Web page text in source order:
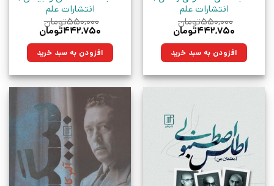
انتشارات علم
۵۵۰,۰۰۰تومان
قیمت
۵۵۰,۰۰۰تومان
بود.
۴۴۲,۷۵۰تومان
۴۴۲,۷۵۰تومان.افزودن به سبد خرید
انتشارات علم
۵۵۰,۰۰۰تومان
قیمت
۵۵۰,۰۰۰تومان
بود.
۴۴۲,۷۵۰تومان
۴۴۲,۷۵۰تومان.افزودن به سبد خرید